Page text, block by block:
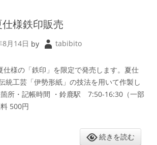
様鉄印販売
月14日 by tabibito
仕様の「鉄印」を限定で発売します。夏仕
統工芸「伊勢形紙」の技法を用いて作製し
所・記帳時間 ・鈴鹿駅 7:50-16:30（一部
500円
続きを読む